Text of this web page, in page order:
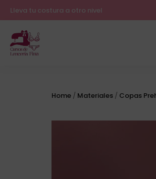
Lleva tu costura a otro nivel
Home / Materiales / Copas